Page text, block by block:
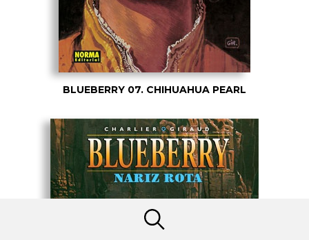
BLUEBERRY 07. CHIHUAHUA PEARL